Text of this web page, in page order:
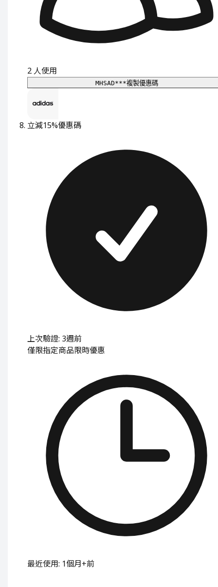
2 人使用
MHSAD***複製優惠碼
立減15%優惠碼
上次驗證: 3週前
僅限指定商品限時優惠
最近使用: 1個月+前